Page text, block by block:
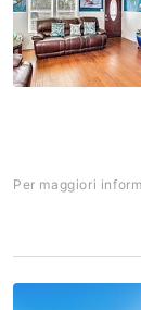
Per maggiori